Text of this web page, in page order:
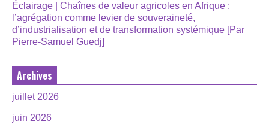
Éclairage | Chaînes de valeur agricoles en Afrique :
l’agrégation comme levier de souveraineté,
d’industrialisation et de transformation systémique [Par
Pierre-Samuel Guedj]
Archives
juillet 2026
juin 2026